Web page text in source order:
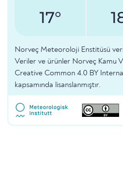
17°
Norveç Meteoroloji Enstitüsü
Veriler ve ürünler Norveç Kamu
Creative Common 4.0 BY
kapsamında lisanslanmıştır.